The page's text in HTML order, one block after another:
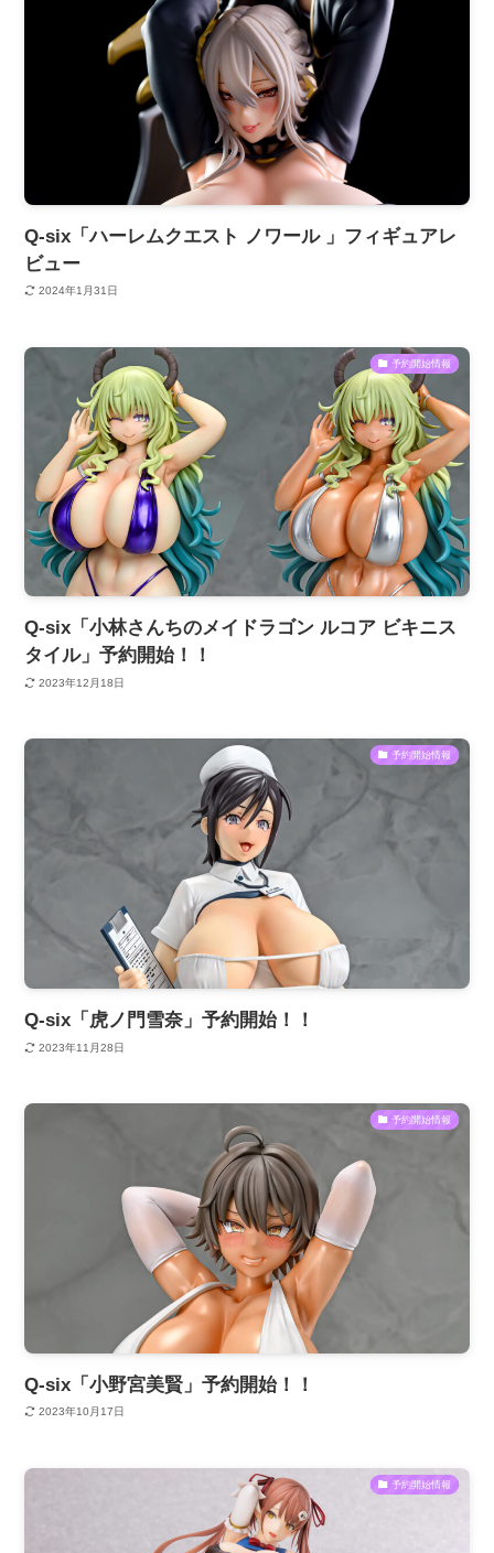
Q-six「ハーレムクエスト ノワール 」フィギュアレ
ビュー
2024年1月31日
予約開始情報
Q-six「小林さんちのメイドラゴン ルコア ビキニス
タイル」予約開始！！
2023年12月18日
予約開始情報
Q-six「虎ノ門雪奈」予約開始！！
2023年11月28日
予約開始情報
Q-six「小野宮美賢」予約開始！！
2023年10月17日
予約開始情報